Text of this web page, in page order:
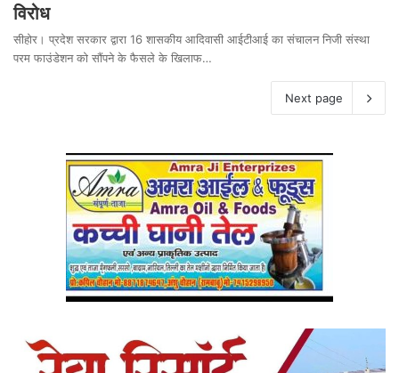
विरोध
सीहोर। प्रदेश सरकार द्वारा 16 शासकीय आदिवासी आईटीआई का संचालन निजी संस्था
परम फाउंडेशन को सौंपने के फैसले के खिलाफ…
Next page